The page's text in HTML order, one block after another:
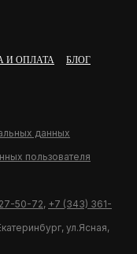
И ОПЛАТА
БЛОГ
данных
пользователя
50-72, +7 (343) 361-
ул.Ясная,